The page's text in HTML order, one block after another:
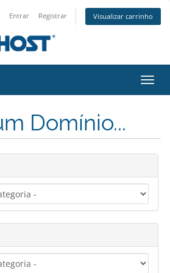
Entrar Registrar Visualizar carrinho
Domínio...